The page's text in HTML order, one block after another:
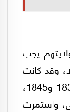
يجب
وقد كانت
كذلك فى الفترة ما بين عامى 1836 و1845،
واستمرت